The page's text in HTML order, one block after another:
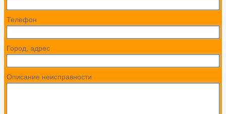
Телефон
Город, адрес
Описание неисправности